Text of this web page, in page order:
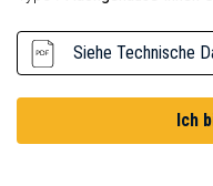
Siehe Technische
Ich